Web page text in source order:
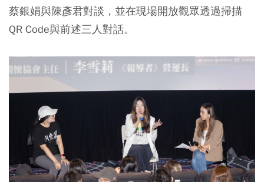
蔡銀娟與陳彥君對談，並在現場開放觀眾透過掃描
QR Code與前述三人對話。